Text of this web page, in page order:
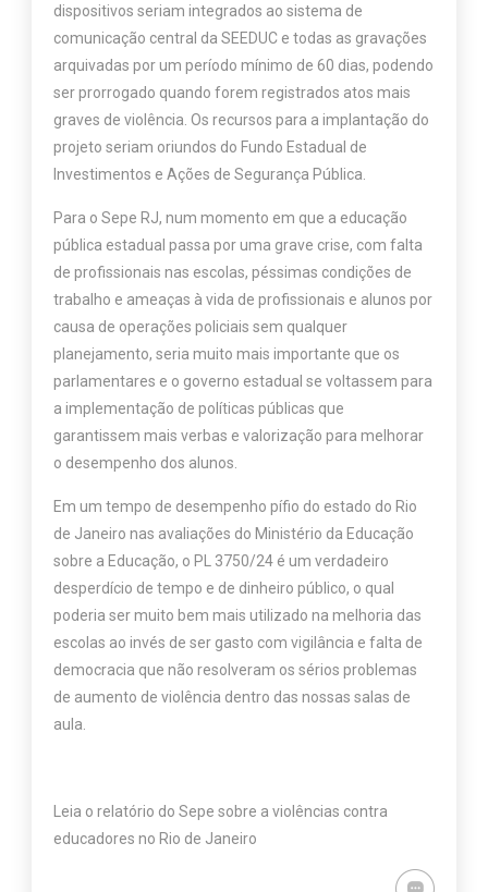
dispositivos seriam integrados ao sistema de
comunicação central da SEEDUC e todas as gravações
arquivadas por um período mínimo de 60 dias, podendo
ser prorrogado quando forem registrados atos mais
graves de violência. Os recursos para a implantação do
projeto seriam oriundos do Fundo Estadual de
Investimentos e Ações de Segurança Pública.
Para o Sepe RJ, num momento em que a educação
pública estadual passa por uma grave crise, com falta
de profissionais nas escolas, péssimas condições de
trabalho e ameaças à vida de profissionais e alunos por
causa de operações policiais sem qualquer
planejamento, seria muito mais importante que os
parlamentares e o governo estadual se voltassem para
a implementação de políticas públicas que
garantissem mais verbas e valorização para melhorar
o desempenho dos alunos.
Em um tempo de desempenho pífio do estado do Rio
de Janeiro nas avaliações do Ministério da Educação
sobre a Educação, o PL 3750/24 é um verdadeiro
desperdício de tempo e de dinheiro público, o qual
poderia ser muito bem mais utilizado na melhoria das
escolas ao invés de ser gasto com vigilância e falta de
democracia que não resolveram os sérios problemas
de aumento de violência dentro das nossas salas de
aula.
Leia o relatório do Sepe sobre a violências contra
educadores no Rio de Janeiro